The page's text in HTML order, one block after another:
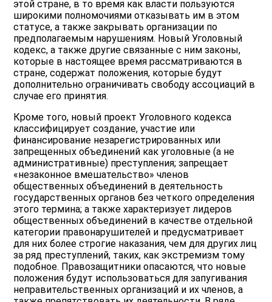
этой стране, в то время как власти пользуются
широкими полномочиями отказывать им в этом
статусе, а также закрывать организации по
предполагаемым нарушениям. Новый Уголовный
кодекс, а также другие связанные с ним законы,
которые в настоящее время рассматриваются в
стране, содержат положения, которые будут
дополнительно ограничивать свободу ассоциаций в
случае его принятия.
Кроме того, новый проект Уголовного кодекса
классифицирует создание, участие или
финансирование незарегистрированных или
запрещенных объединений как уголовные (а не
административные) преступления; запрещает
«незаконное вмешательство» членов
общественных объединений в деятельность
государственных органов без четкого определения
этого термина; а также характеризует лидеров
общественных объединений в качестве отдельной
категории правонарушителей и предусматривает
для них более строгие наказания, чем для других лиц
за ряд преступлений, таких, как экстремизм тому
подобное. Правозащитники опасаются, что новые
положения будут использоваться для запугивания
неправительственных организаций и их членов, а